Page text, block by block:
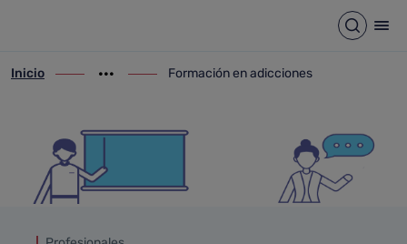
Formación en adicciones Abrir
ir-a inicio
Inicio
Mostrar opciones del camino de migas
ir-a Formación en adicciones
Formación en adicciones